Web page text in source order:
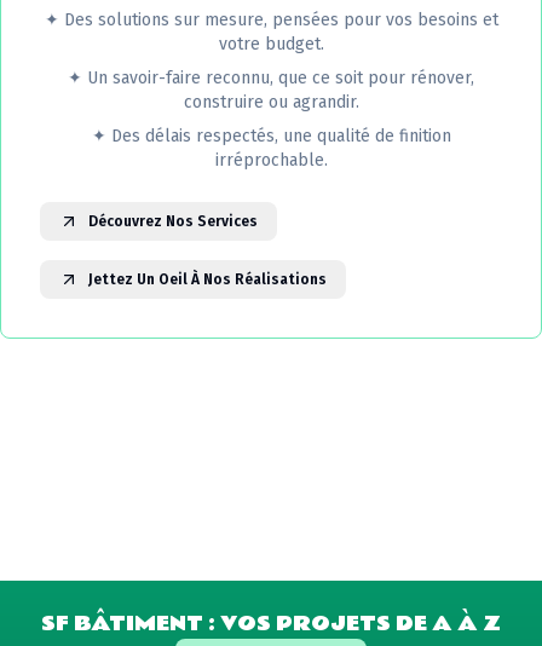
✦ Des solutions sur mesure, pensées pour vos besoins et
votre budget.
✦ Un savoir-faire reconnu, que ce soit pour rénover,
construire ou agrandir.
✦ Des délais respectés, une qualité de finition
irréprochable.
Découvrez Nos Services
Jettez Un Oeil À Nos Réalisations
SF BÂTIMENT : VOS PROJETS DE A À Z